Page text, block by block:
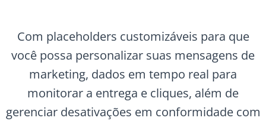
Com placeholders customizáveis para que
você possa personalizar suas mensagens de
marketing, dados em tempo real para
monitorar a entrega e cliques, além de
gerenciar desativações em conformidade com